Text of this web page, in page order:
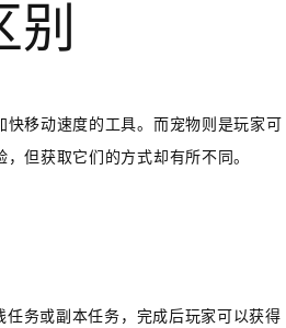
移动速度的工具。而宠物则是玩家可
但获取它们的方式却有所不同。
务或副本任务，完成后玩家可以获得